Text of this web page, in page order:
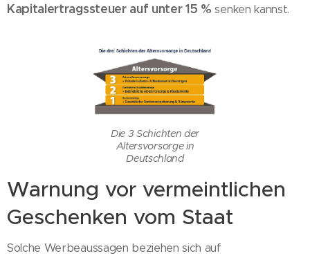
Kapitalertragssteuer auf unter 15 % senken kannst.
Die 3 Schichten der
Altersvorsorge in
Deutschland
Warnung vor vermeintlichen
Geschenken vom Staat
Solche Werbeaussagen beziehen sich auf